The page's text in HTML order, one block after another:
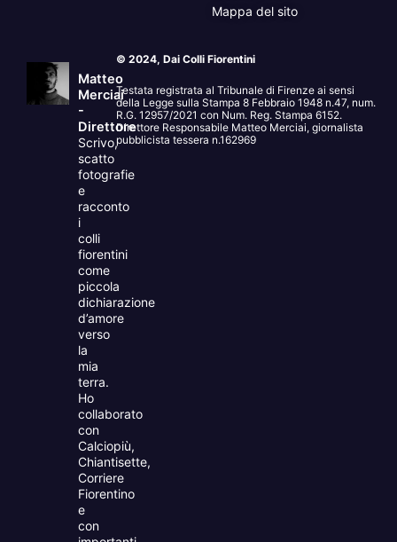
Mappa del sito
Matteo
Merciai
-
Direttore
Scrivo,
scatto
fotografie
e
racconto
i
colli
fiorentini
come
piccola
dichiarazione
d’amore
verso
la
mia
terra.
Ho
collaborato
con
Calciopiù,
Chiantisette,
Corriere
Fiorentino
e
con
© 2024, Dai Colli Fiorentini
Testata registrata al Tribunale di Firenze ai sensi
della Legge sulla Stampa 8 Febbraio 1948 n.47, num.
R.G. 12957/2021 con Num. Reg. Stampa 6152.
Direttore Responsabile Matteo Merciai, giornalista
pubblicista tessera n.162969